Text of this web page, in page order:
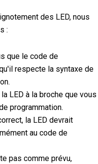
des LED, nous
:
que le code de
respecte la syntaxe de
LED à la broche que vous
programmation.
la LED devrait
au code de
pas comme prévu,